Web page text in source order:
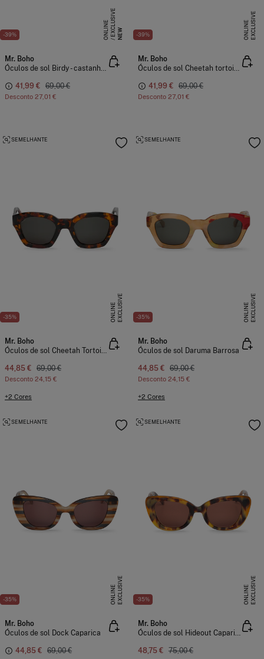
-39% NEW
E
X
C
L
US
I
V
E
O
N
L
I
N
E
Mr. Boho
Óculos de sol Birdy - castanho-avermelhado
41,99 € 69,00 €
Desconto 27,01 €
-39% E
X
C
L
U
SI
V
E
O
N
L
I
N
E
Mr. Boho
Óculos de sol Cheetah tortoise - hayes - com lentes clássicas
41,99 € 69,00 €
Desconto 27,01 €
-35% E
X
C
L
U
SI
V
E
O
N
L
I
N
E
SEMELHANTE
Mr. Boho
Óculos de sol Cheetah Tortoise barrosos
44,85 € 69,00 €
Desconto 24,15 €
+2 Cores
-35% E
X
C
L
U
SI
V
E
O
N
L
I
N
E
SEMELHANTE
Mr. Boho
Óculos de sol Daruma Barrosa
44,85 € 69,00 €
Desconto 24,15 €
+2 Cores
-35% E
X
C
L
U
SI
V
E
O
N
L
I
N
E
SEMELHANTE
Mr. Boho
Óculos de sol Dock Caparica
44,85 € 69,00 €
-35% E
X
C
L
U
SI
V
E
O
N
L
I
N
E
SEMELHANTE
Mr. Boho
Óculos de sol Hideout Caparica
48,75 € 75,00 €